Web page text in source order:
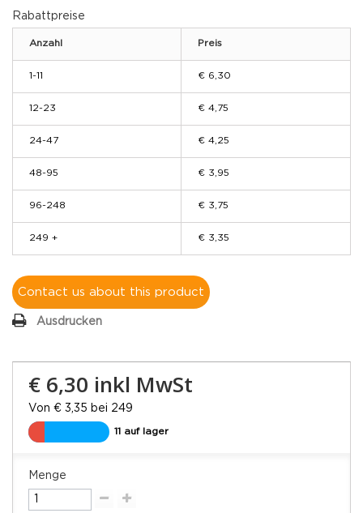
Rabattpreise
Anzahl Preis
1-11 € 6,30
12-23 € 4,75
24-47 € 4,25
48-95 € 3,95
96-248 € 3,75
249 + € 3,35
Contact us about this product
Ausdrucken
€ 6,30 inkl MwSt
Von € 3,35 bei 249
11 auf lager
Menge